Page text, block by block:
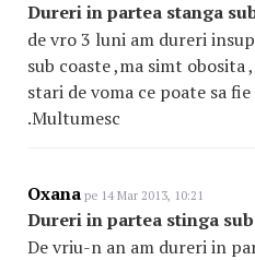
Dureri in partea stanga
de vro 3 luni am dureri
sub coaste ,ma simt
stari de voma ce poate sa
.Multumesc
Oxana pe 14 Mar 2013, 10:21
Dureri in partea stinga
De vriu-n an am dureri in